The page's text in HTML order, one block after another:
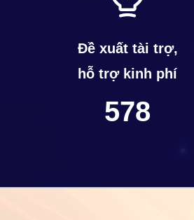
Đề xuất tài trợ,
hỗ trợ kinh phí
578